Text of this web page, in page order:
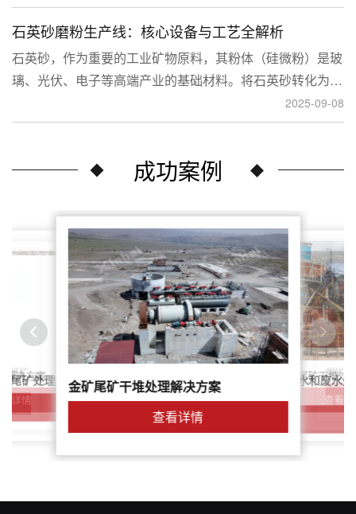
裹金或与特定矿物共生的金流失到尾矿中，造成了巨大的经
济损失。
石英砂磨粉生产线：核心设备与工艺全解析
石英砂，作为重要的工业矿物原料，其粉体（硅微粉）是玻
璃、光伏、电子等高端产业的基础材料。将石英砂转化为高
附加值的粉体，离不开一套专业的石英砂磨粉成套设备。本
文将从设备、工艺到应用，为您全面解析这条生产线。
2025-09-08
成功案例
尾矿
解决方案
详情
尾矿处理解决方案简介金矿尾矿干堆处理解决方案
查看详情
鑫海尾矿处理系统：尾矿水和废水
解决方案
针对稀土尾矿干堆处
查看
尾矿干